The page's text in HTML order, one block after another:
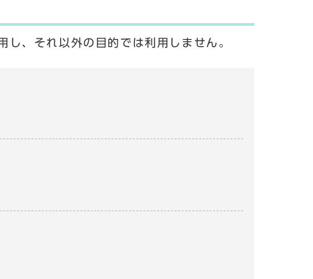
、それ以外の目的では利用しません。